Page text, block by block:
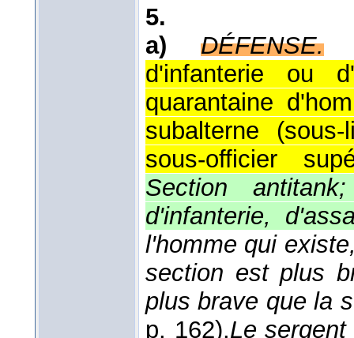
5.
a)
DÉFENSE.
d'infanterie ou
quarantaine
subalterne
sous-officier
Section
d'infanterie,
l'homme qui
section est plus
plus brave que la
p. 162).Le